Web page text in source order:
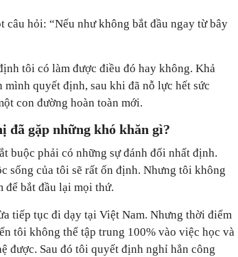
hỏi: “Nếu như không bắt đầu ngay từ bây
tôi có làm được điều đó hay không. Khả
mình quyết định, sau khi đã nỗ lực hết sức
con đường hoàn toàn mới.
đã gặp những khó khăn gì?
buộc phải có những sự đánh đổi nhất định.
sống của tôi sẽ rất ổn định. Nhưng tôi không
để bắt đầu lại mọi thứ.
tiếp tục đi dạy tại Việt Nam. Nhưng thời điểm
tôi không thể tập trung 100% vào việc học và
được. Sau đó tôi quyết định nghỉ hẳn công